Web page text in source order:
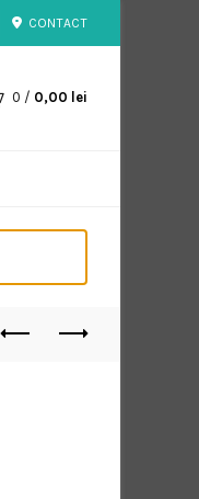
CONTACT
0 / 0,00 lei